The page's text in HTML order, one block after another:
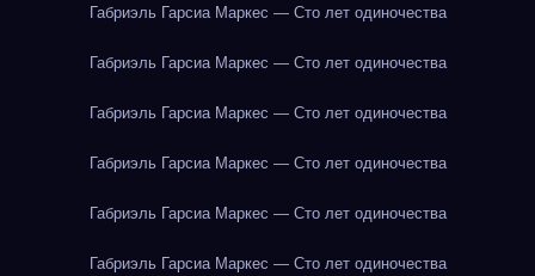
Габриэль Гарсиа Маркес — Сто лет одиночества
Габриэль Гарсиа Маркес — Сто лет одиночества
Габриэль Гарсиа Маркес — Сто лет одиночества
Габриэль Гарсиа Маркес — Сто лет одиночества
Габриэль Гарсиа Маркес — Сто лет одиночества
Габриэль Гарсиа Маркес — Сто лет одиночества